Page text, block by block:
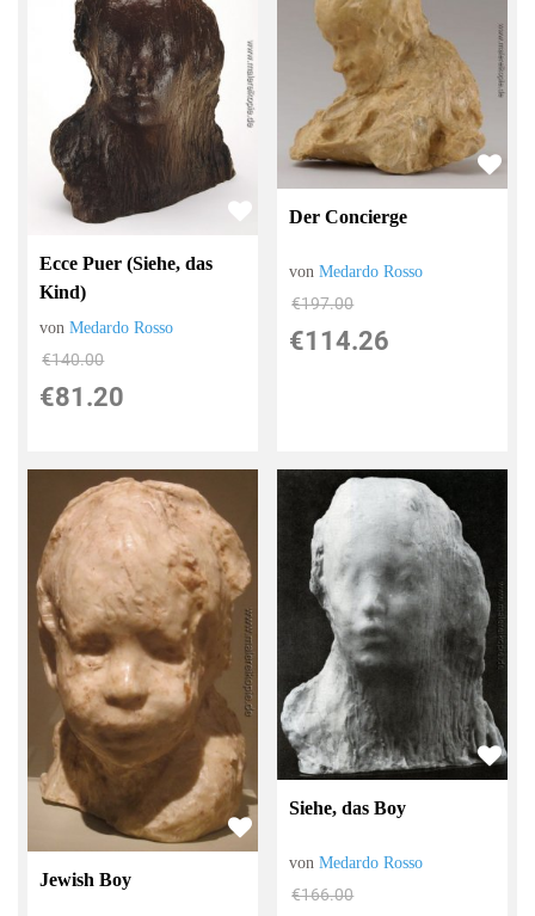
Ecce Puer (Siehe, das
Kind)
vonMedardo Rosso
€140.00
€81.20
Der Concierge
vonMedardo Rosso
€197.00
€114.26
Jewish Boy
Siehe, das Boy
vonMedardo Rosso
€166.00